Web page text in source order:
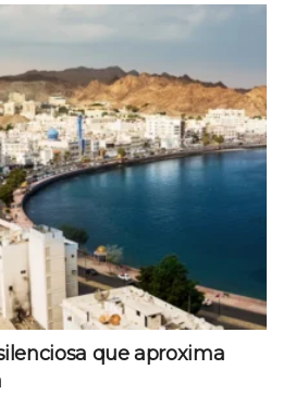
que aproxima